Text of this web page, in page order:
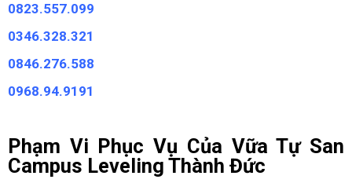
0823.557.099
0346.328.321
0846.276.588
0968.94.9191
Phạm Vi Phục Vụ Của Vữa Tự San
Campus Leveling Thành Đức